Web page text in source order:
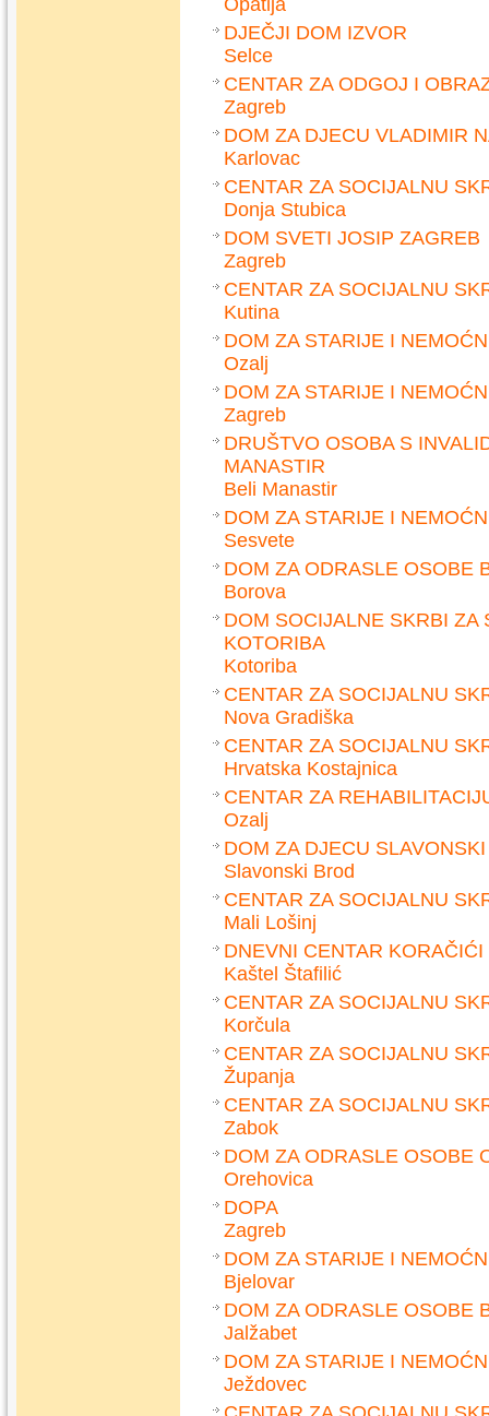
Opatija
DJEČJI DOM IZVOR
Selce
CENTAR ZA ODGOJ I
Zagreb
DOM ZA DJECU VLADIMIR
Karlovac
CENTAR ZA SOCIJALNU
Donja Stubica
DOM SVETI JOSIP ZAGREB
Zagreb
CENTAR ZA SOCIJALNU
Kutina
DOM ZA STARIJE I
Ozalj
DOM ZA STARIJE I
Zagreb
DRUŠTVO OSOBA S
MANASTIR
Beli Manastir
DOM ZA STARIJE I
Sesvete
DOM ZA ODRASLE OSOBE
Borova
DOM SOCIJALNE SKRBI ZA
KOTORIBA
Kotoriba
CENTAR ZA SOCIJALNU
Nova Gradiška
CENTAR ZA SOCIJALNU
Hrvatska Kostajnica
CENTAR ZA
Ozalj
DOM ZA DJECU
Slavonski Brod
CENTAR ZA SOCIJALNU
Mali Lošinj
DNEVNI CENTAR KORAČIĆI
Kaštel Štafilić
CENTAR ZA SOCIJALNU
Korčula
CENTAR ZA SOCIJALNU
Županja
CENTAR ZA SOCIJALNU
Zabok
DOM ZA ODRASLE OSOBE
Orehovica
DOPA
Zagreb
DOM ZA STARIJE I
Bjelovar
DOM ZA ODRASLE OSOBE
Jalžabet
DOM ZA STARIJE I
Ježdovec